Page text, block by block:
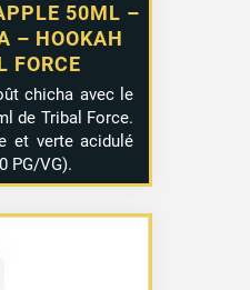
50ML –
– HOOKAH
FORCE
chicha avec le
de Tribal Force.
et verte acidulé
PG/VG).